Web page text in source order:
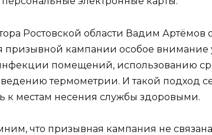
Ростовской области Вадим Артёмов
призывной кампании особое внимание
помещений, использованию
термометрии. И такой подход
к местам несения службы здоровыми.
что призывная кампания не